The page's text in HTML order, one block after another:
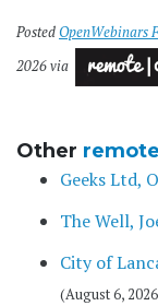
PostedOpenWebinars
2026 via
Other
Geeks Ltd,
The Well,
City of
(August 6,